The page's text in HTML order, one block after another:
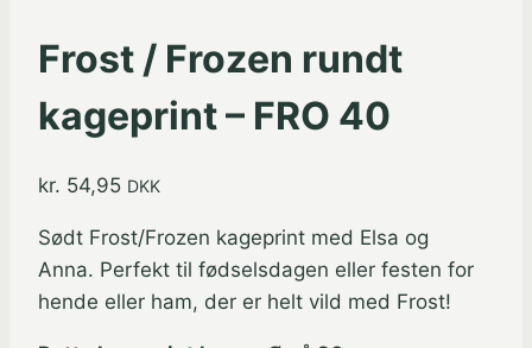
Frost / Frozen rundt
kageprint – FRO 40
kr. 54,95 DKK
Sødt Frost/Frozen kageprint med Elsa og
Anna. Perfekt til fødselsdagen eller festen for
hende eller ham, der er helt vild med Frost!